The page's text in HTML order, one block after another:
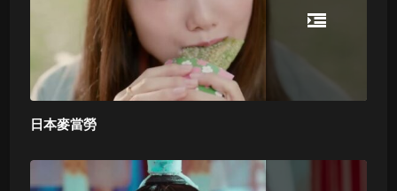
日本麥當勞